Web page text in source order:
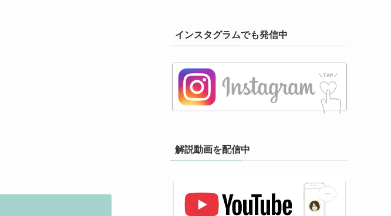
インスタグラムでも発信中
解説動画を配信中